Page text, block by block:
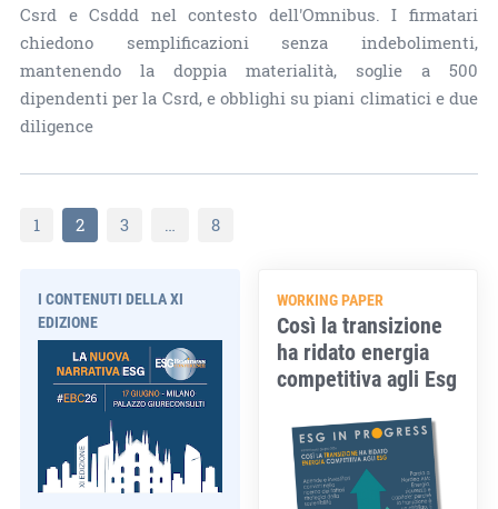
Csrd e Csddd nel contesto dell'Omnibus. I firmatari
chiedono semplificazioni senza indebolimenti,
mantenendo la doppia materialità, soglie a 500
dipendenti per la Csrd, e obblighi su piani climatici e due
diligence
1 2 3 … 8
I CONTENUTI DELLA XI
EDIZIONE
WORKING PAPER
Così la transizione
ha ridato energia
competitiva agli Esg